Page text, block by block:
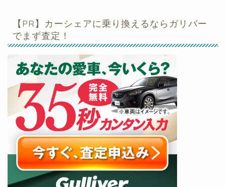
【PR】カーシェアに乗り換えるならガリバー
でまず査定！